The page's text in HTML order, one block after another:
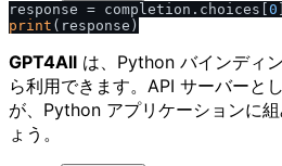
response = completion.choices[ 0
print
GPT4All は、Python バインディ
ら利用できます。API サーバーと
が、Python アプリケーションに
ょう。